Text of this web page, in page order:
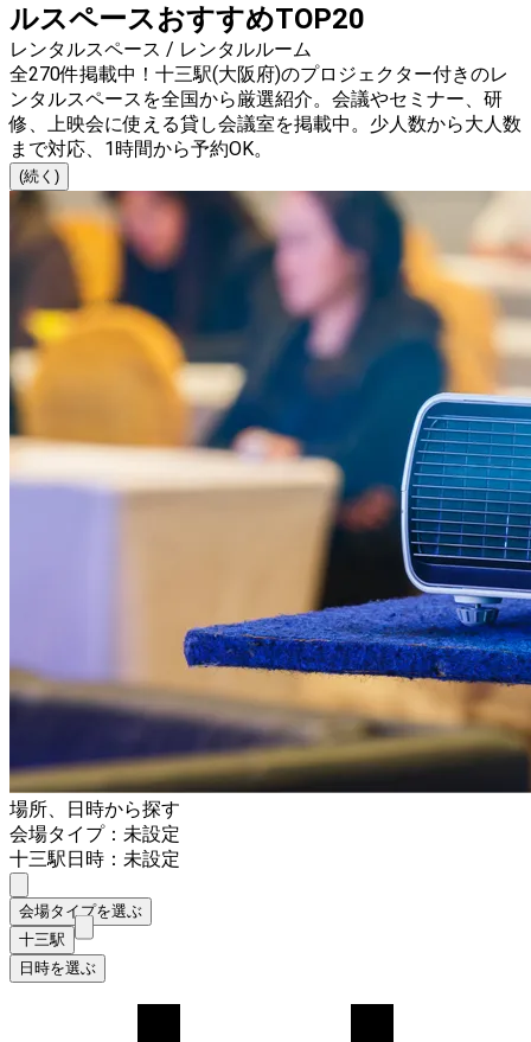
ルスペースおすすめTOP20
レンタルスペース / レンタルルーム
全270件掲載中！十三駅(大阪府)のプロジェクター付きのレ
ンタルスペースを全国から厳選紹介。会議やセミナー、研
修、上映会に使える貸し会議室を掲載中。少人数から大人数
まで対応、1時間から予約OK。
(続く)
場所、日時から探す
会場タイプ：未設定
十三駅日時：未設定
会場タイプを選ぶ
十三駅
日時を選ぶ